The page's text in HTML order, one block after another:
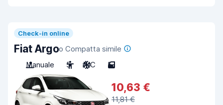
Check-in online
Fiat Argoo Compatta simile
Manuale
5 A/C 5
10,63 €
11,81 €